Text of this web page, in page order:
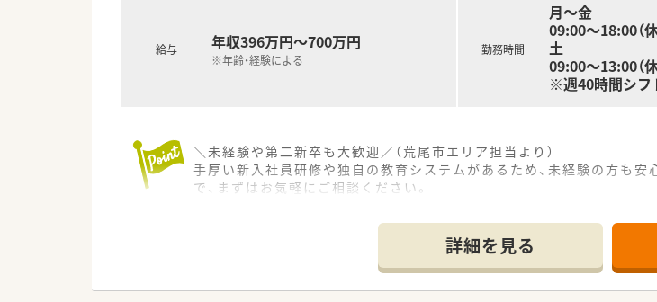
給与 年収396万円～700万円
※年齢・経験による
勤務時間
月～金
09:00～18:00（
土
09:00～13:00（
※週40時間シフ
＼未経験や第二新卒も大歓迎／（荒尾市エリア担当より）
手厚い新入社員研修や独自の教育システムがあるため、未経験の方も
で、まずはお気軽にご相談ください。
【店舗情報と応需状況について】
■熊本県荒尾市に位置しており最寄り駅の荒尾駅から車で5分ほどの通
■近隣の医療機関から主に内科の処方箋を1日平均57枚ほど応需してお
■営業時間は平日の18時までとなっており土曜日は13時までの対応と
詳細を見る